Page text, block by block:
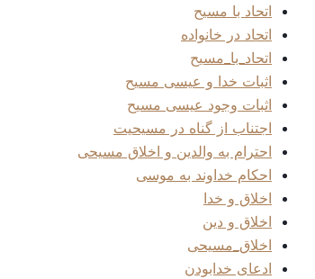
اتحاد با مسیح
اتحاد در خانواده
اتحاد_با_مسیح
اثبات خدا و عیسی مسیح
اثبات وجود عیسی مسیح
اجتناب از گناه در مسیحیت
احترام به والدین و اخلاق مسیحی
احکام خداوند به موسی
اخلاق و خدا
اخلاق و دین
اخلاق_مسیحی
ادعای خدابودن